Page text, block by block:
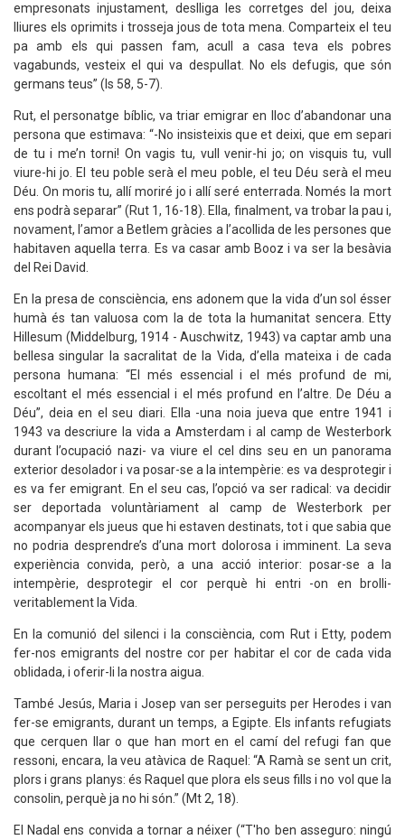
empresonats injustament, deslliga les corretges del jou, deixa
lliures els oprimits i trosseja jous de tota mena. Comparteix el teu
pa amb els qui passen fam, acull a casa teva els pobres
vagabunds, vesteix el qui va despullat. No els defugis, que són
germans teus” (Is 58, 5-7).
Rut, el personatge bíblic, va triar emigrar en lloc d’abandonar una
persona que estimava: “-No insisteixis que et deixi, que em separi
de tu i me’n torni! On vagis tu, vull venir-hi jo; on visquis tu, vull
viure-hi jo. El teu poble serà el meu poble, el teu Déu serà el meu
Déu. On moris tu, allí moriré jo i allí seré enterrada. Només la mort
ens podrà separar” (Rut 1, 16-18). Ella, finalment, va trobar la pau i,
novament, l’amor a Betlem gràcies a l’acollida de les persones que
habitaven aquella terra. Es va casar amb Booz i va ser la besàvia
del Rei David.
En la presa de consciència, ens adonem que la vida d’un sol ésser
humà és tan valuosa com la de tota la humanitat sencera. Etty
Hillesum (Middelburg, 1914 - Auschwitz, 1943) va captar amb una
bellesa singular la sacralitat de la Vida, d’ella mateixa i de cada
persona humana: “El més essencial i el més profund de mi,
escoltant el més essencial i el més profund en l’altre. De Déu a
Déu”, deia en el seu diari. Ella -una noia jueva que entre 1941 i
1943 va descriure la vida a Amsterdam i al camp de Westerbork
durant l’ocupació nazi- va viure el cel dins seu en un panorama
exterior desolador i va posar-se a la intempèrie: es va desprotegir i
es va fer emigrant. En el seu cas, l’opció va ser radical: va decidir
ser deportada voluntàriament al camp de Westerbork per
acompanyar els jueus que hi estaven destinats, tot i que sabia que
no podria desprendre’s d’una mort dolorosa i imminent. La seva
experiència convida, però, a una acció interior: posar-se a la
intempèrie, desprotegir el cor perquè hi entri -on en brolli-
veritablement la Vida.
En la comunió del silenci i la consciència, com Rut i Etty, podem
fer-nos emigrants del nostre cor per habitar el cor de cada vida
oblidada, i oferir-li la nostra aigua.
També Jesús, Maria i Josep van ser perseguits per Herodes i van
fer-se emigrants, durant un temps, a Egipte. Els infants refugiats
que cerquen llar o que han mort en el camí del refugi fan que
ressoni, encara, la veu atàvica de Raquel: “A Ramà se sent un crit,
plors i grans planys: és Raquel que plora els seus fills i no vol que la
consolin, perquè ja no hi són.” (Mt 2, 18).
El Nadal ens convida a tornar a néixer (“T'ho ben asseguro: ningú